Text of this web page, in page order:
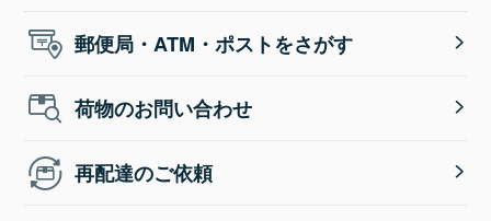
郵便局・ATM・ポストをさがす
荷物のお問い合わせ
再配達のご依頼